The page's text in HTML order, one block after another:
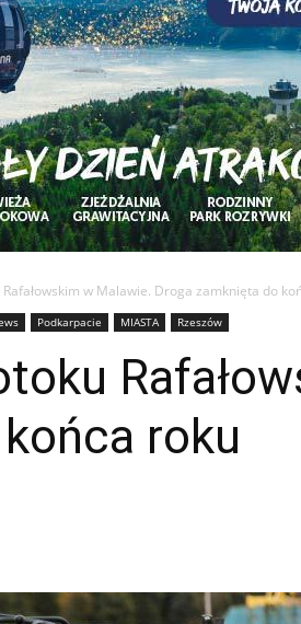
w Malawie. Droga zamknięta do
Podkarpacie MIASTA Rzeszów
roku